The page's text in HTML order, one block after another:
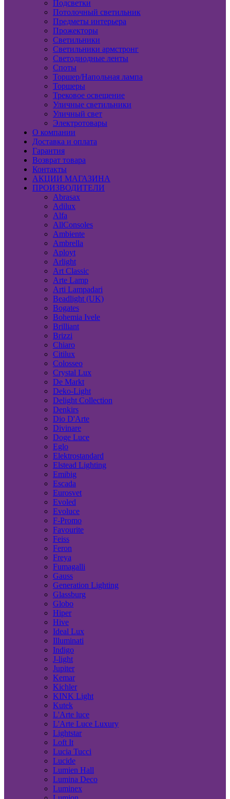
Подсветки
Потолочный светильник
Предметы интерьера
Прожекторы
Светильники
Светильники армстронг
Светодиодные ленты
Споты
Торшер/Напольная лампа
Торшеры
Трековое освещение
Уличные светильники
Уличный свет
Электротовары
О компании
Доставка и оплата
Гарантия
Возврат товара
Контакты
АКЦИИ МАГАЗИНА
ПРОИЗВОДИТЕЛИ
Abrasax
Adilux
Alfa
AllConsoles
Ambiente
Ambrella
Aployt
Arlight
Art Classic
Arte Lamp
Arti Lampadari
Beadlight (UK)
Bogates
Bohemia Ivele
Brilliant
Brizzi
Chiaro
Citilux
Colosseo
Crystal Lux
De Markt
Deko-Light
Delight Collection
Denkirs
Dio D'Arte
Divinare
Doge Luce
Eglo
Elektrostandard
Elstead Lighting
Emibig
Escada
Eurosvet
Evoled
Evoluce
F-Promo
Favourite
Feiss
Feron
Freya
Fumagalli
Gauss
Generation Lighting
Glassburg
Globo
Hiper
Hive
Ideal Lux
Illuminati
Indigo
J-light
Jupiter
Kemar
Kichler
KINK Light
Kutek
L'Arte luce
L'Arte Luce Luxury
Lightstar
Loft It
Lucia Tucci
Lucide
Lumien Hall
Lumina Deco
Luminex